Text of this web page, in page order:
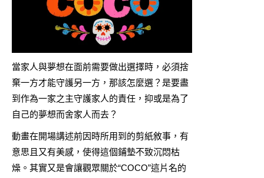
當家人與夢想在面前需要做出選擇時，必須捨
棄一方才能守護另一方，那該怎麼選？是要盡
到作為一家之主守護家人的責任，抑或是為了
自己的夢想而舍家人而去？
動畫在開場講述前因時所用到的剪紙敘事，有
意思且又有美感，使得這個鋪墊不致沉悶枯
燥。其實又是會讓觀眾關於“COCO”這片名的